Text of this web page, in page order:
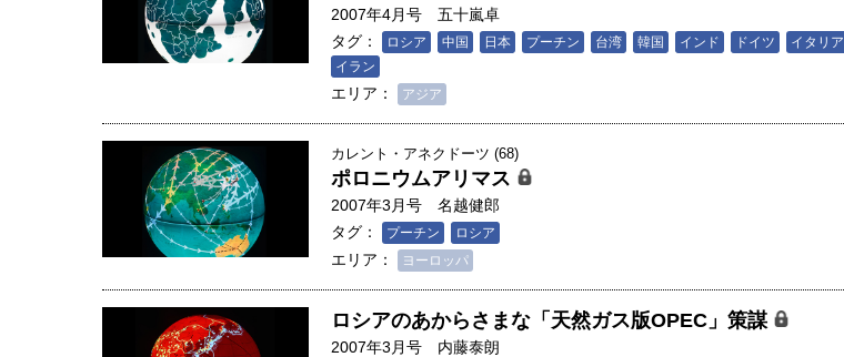
2007年4月号
五十嵐卓
タグ：
ロシア 中国 日本 プーチン 台湾 韓国 インド ドイツ イタリア
イラン
エリア： アジア
カレント・アネクドーツ (68)
ポロニウムアリマス
2007年3月号
名越健郎
タグ：
プーチン ロシア
エリア： ヨーロッパ
ロシアのあからさまな「天然ガス版OPEC」策謀
2007年3月号
内藤泰朗